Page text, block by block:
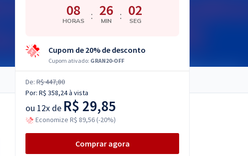
08
HORAS : 26
MIN : 01
SEG
Cupom de 20% de desconto
Cupom ativado: GRAN20-OFF
De: R$ 447,80
Por: R$ 358,24à vista
ou 12x de R$ 29,85
Economize R$ 89,56 (-20%)
Comprar agora